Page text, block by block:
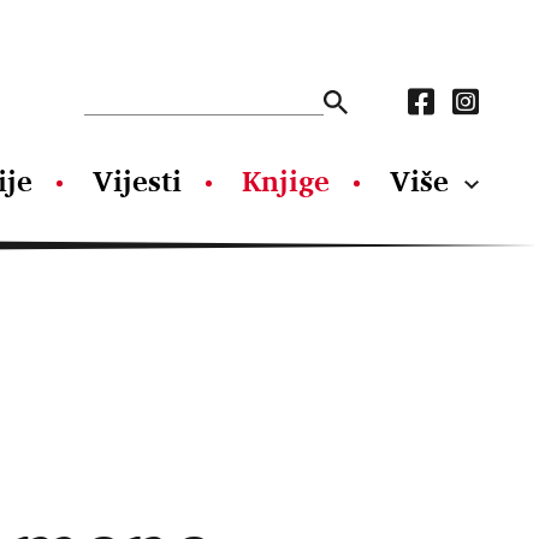
Vijesti Knjige Više